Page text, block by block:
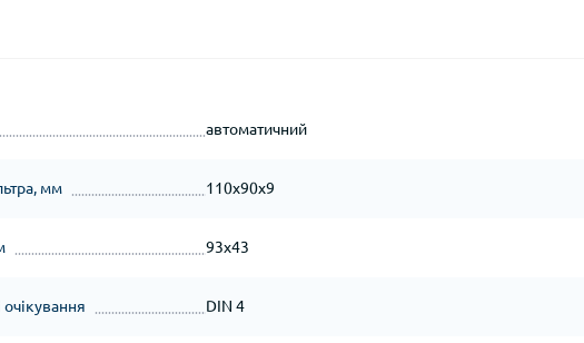
автоматичний
мм 110х90х9
93х43
DIN 4